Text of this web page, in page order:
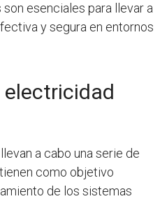
esenciales para llevar a
y segura en entornos
electricidad
a cabo una serie de
como objetivo
de los sistemas